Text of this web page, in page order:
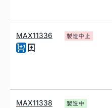
MAX11336 製造中止
MAX11338 製造中